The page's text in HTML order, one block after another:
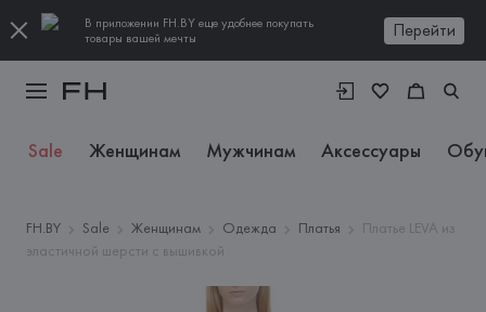
В приложении FH.BY еще удобнее покупать
товары вашей мечты
Перейти
Sale Женщинам Мужчинам Аксессуары
FH.BY Sale Женщинам Одежда Платья
Платье LEVA из
эластичной шерсти с вышивкой